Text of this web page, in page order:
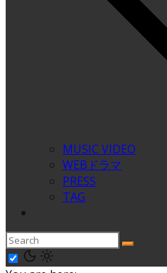
MUSIC VIDEO
WEBドラマ
PRESS
TAG